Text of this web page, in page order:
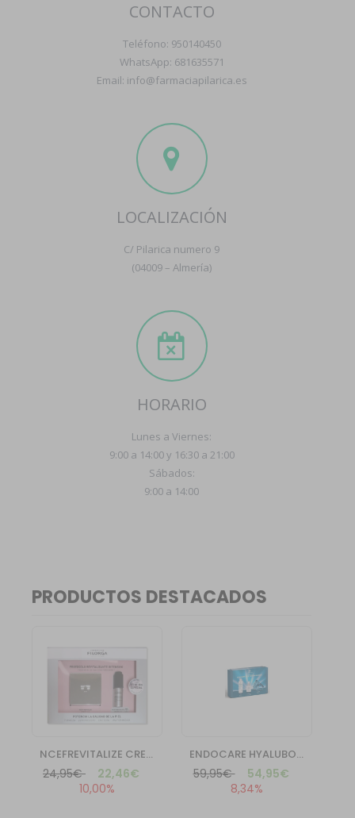
CONTACTO
Teléfono: 950140450
WhatsApp: 681635571
Email: info@farmaciapilarica.es
LOCALIZACIÓN
C/ Pilarica numero 9
(04009 – Almería)
HORARIO
Lunes a Viernes:
9:00 a 14:00 y 16:30 a 21:00
Sábados:
9:00 a 14:00